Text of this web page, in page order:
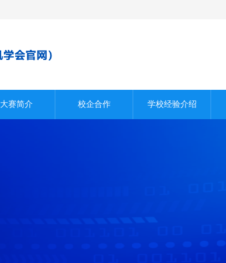
大赛简介 校企合作 学校经验介绍